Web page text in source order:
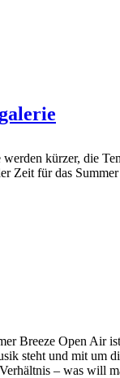
kürzer, die
Zeit für das
Breeze Open Air
steht und mit um
– was will